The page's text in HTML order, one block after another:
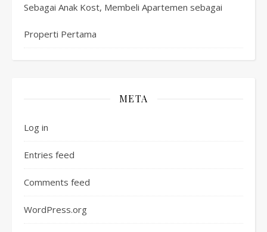
Sebagai Anak Kost, Membeli Apartemen sebagai
Properti Pertama
META
Log in
Entries feed
Comments feed
WordPress.org